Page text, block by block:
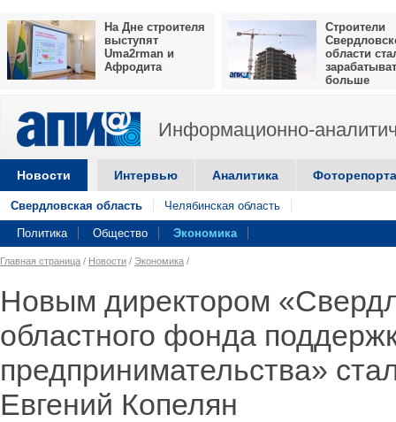
На Дне строителя
выступят
Uma2rman и
Афродита
Строители
области
больше
Информационно-
Новости Интервью Аналитика
Свердловская область Челябинская область
Политика Общество Экономика
Главная страница / Новости / Экономика /
Новым директором
областного фонда
предпринимательства»
Евгений Копелян